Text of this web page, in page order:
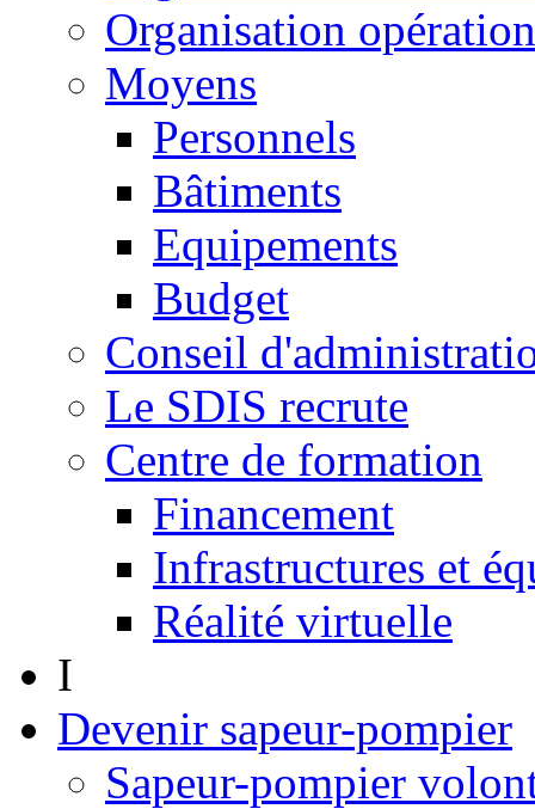
Organisation
Moyens
Personnels
Bâtiments
Equipements
Budget
Conseil
Le SDIS recrute
Centre de formation
Financement
Infrastructures et
Réalité virtuelle
I
Devenir sapeur-pompier
Sapeur-pompier